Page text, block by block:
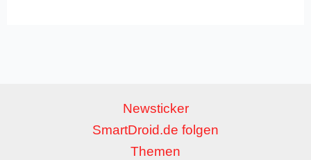
Newsticker
SmartDroid.de folgen
Themen